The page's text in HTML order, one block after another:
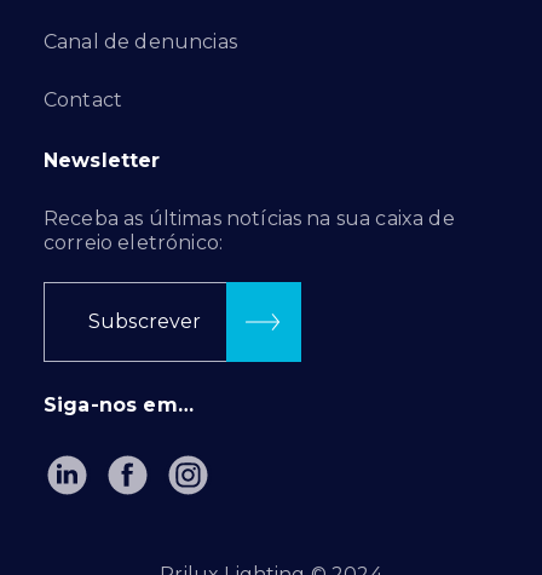
Canal de denuncias
Contact
Newsletter
Receba as últimas notícias na sua caixa de
correio eletrónico:
Subscrever
Siga-nos em…